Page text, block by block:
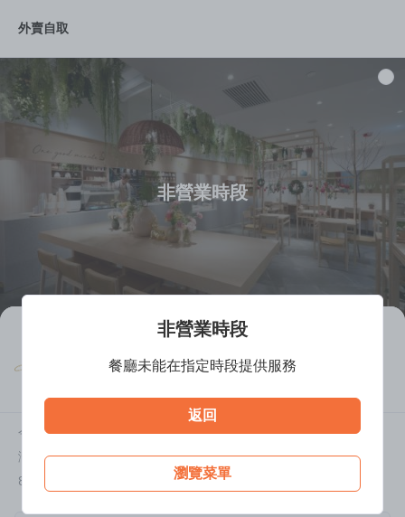
非營業時段
餐廳未能在指定時段提供服務
返回
瀏覽菜單
外賣自取
非營業時段
餐廳離線中
今天:09:30-19:00
灣仔皇后大道東183號合和中心17樓1706-1711號舖
8200 9226
FLOWERS